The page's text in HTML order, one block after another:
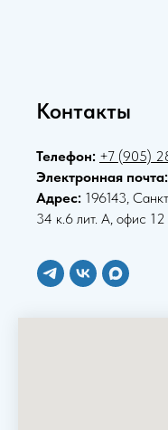
Контакты
Телефон: +7 (905)
Электронная почта:
Адрес: 196143,
34 к.6 лит. А, офис 12